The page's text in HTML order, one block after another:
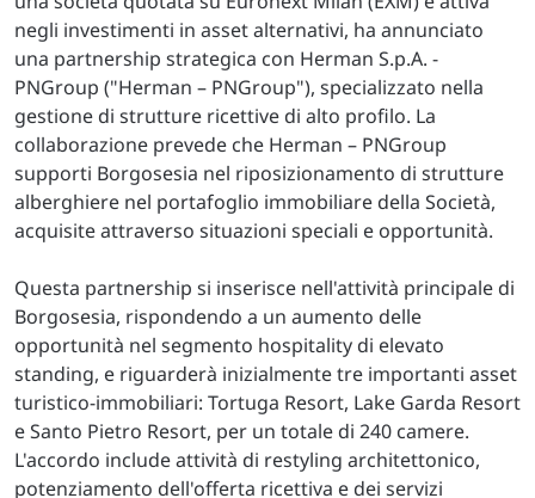
negli investimenti in asset alternativi, ha annunciato
una partnership strategica con Herman S.p.A. -
PNGroup ("Herman – PNGroup"), specializzato nella
gestione di strutture ricettive di alto profilo. La
collaborazione prevede che Herman – PNGroup
supporti Borgosesia nel riposizionamento di strutture
alberghiere nel portafoglio immobiliare della Società,
acquisite attraverso situazioni speciali e opportunità.
Questa partnership si inserisce nell'attività principale di
Borgosesia, rispondendo a un aumento delle
opportunità nel segmento hospitality di elevato
standing, e riguarderà inizialmente tre importanti asset
turistico-immobiliari: Tortuga Resort, Lake Garda Resort
e Santo Pietro Resort, per un totale di 240 camere.
L'accordo include attività di restyling architettonico,
potenziamento dell'offerta ricettiva e dei servizi